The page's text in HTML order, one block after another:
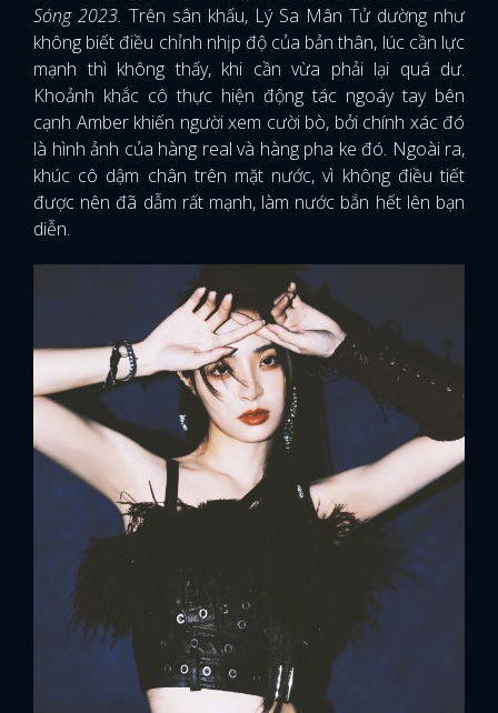
x
ĐĂNG NHẬP
FACEBOOK GOOGLE
Sóng 2023. Trên sân khấu, Lý Sa Mân Tử dường như
không biết điều chỉnh nhịp độ của bản thân, lúc cần lực
mạnh thì không thấy, khi cần vừa phải lại quá dư.
Khoảnh khắc cô thực hiện động tác ngoáy tay bên
cạnh Amber khiến người xem cười bò, bởi chính xác đó
là hình ảnh của hàng real và hàng pha ke đó. Ngoài ra,
khúc cô dậm chân trên mặt nước, vì không điều tiết
được nên đã dẫm rất mạnh, làm nước bắn hết lên bạn
diễn.